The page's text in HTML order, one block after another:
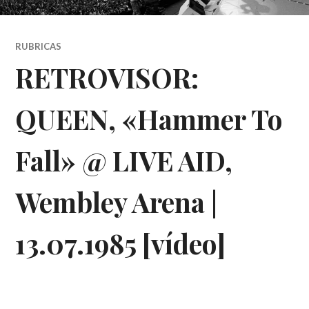
RUBRICAS
RETROVISOR:
QUEEN, «Hammer To
Fall» @ LIVE AID,
Wembley Arena |
13.07.1985 [vídeo]